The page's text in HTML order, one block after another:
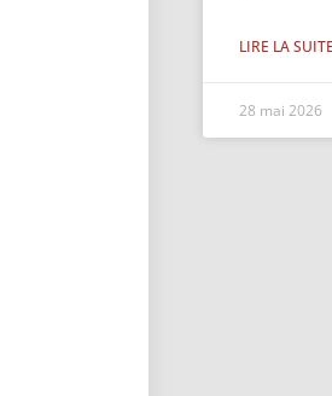
LIRE LA
28 mai 2026